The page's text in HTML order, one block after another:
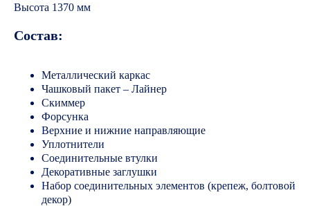
Высота 1370 мм
Состав:
Металлический каркас
Чашковый пакет – Лайнер
Скиммер
Форсунка
Верхние и нижние направляющие
Уплотнители
Соединительные втулки
Декоративные заглушки
Набор соединительных элементов (крепеж, болтовой
декор)